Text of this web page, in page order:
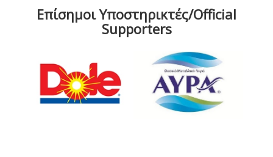
Επίσημοι Υποστηρικτές/Official
Supporters